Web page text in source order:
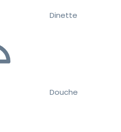
Dinette
Douche